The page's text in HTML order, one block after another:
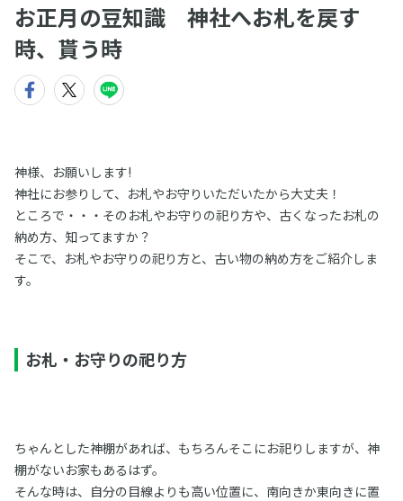
お正月の豆知識 神社へお札を戻す
時、貰う時
神様、お願いします!
神社にお参りして、お札やお守りいただいたから大丈夫！
ところで・・・そのお札やお守りの祀り方や、古くなったお札の
納め方、知ってますか？
そこで、お札やお守りの祀り方と、古い物の納め方をご紹介しま
す。
お札・お守りの祀り方
ちゃんとした神棚があれば、もちろんそこにお祀りしますが、神
棚がないお家もあるはず。
そんな時は、自分の目線よりも高い位置に、南向きか東向きに置